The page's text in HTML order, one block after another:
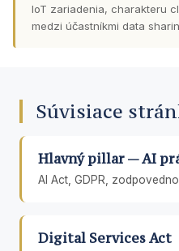
IoT zariadenia, charakteru
medzi účastníkmi data
Súvisiace
Hlavný pillar — AI
AI Act, GDPR,
Digital Services Act